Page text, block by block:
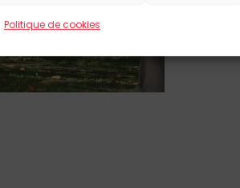
Politique de cookies